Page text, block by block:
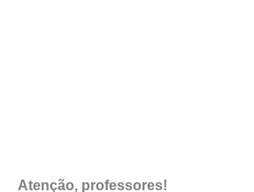
Atenção, professores!